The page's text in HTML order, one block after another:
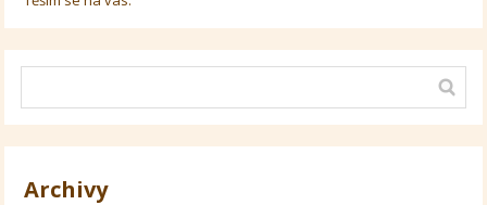
Archivy